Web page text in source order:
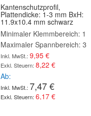
Kantenschutzprofil,
Plattendicke: 1-3 mm BxH:
11.9x10.4 mm schwarz
Minimaler Klemmbereich: 1
Maximaler Spannbereich: 3
9,95 €
8,22 €
Ab
7,47 €
6,17 €